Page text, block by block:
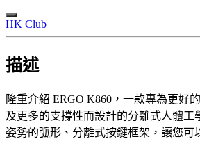
HK Club
描述
隆重介紹 ERGO K860，一款專為更好
及更多的支撐性而設計的分離式人體工
姿勢的弧形、分離式按鍵框架，讓您可